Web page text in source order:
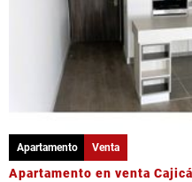
Apartamento Venta
Apartamento en venta